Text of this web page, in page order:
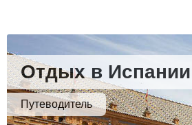
Отдых в Испании
Путеводитель